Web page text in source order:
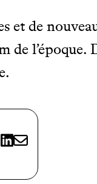
X LinkedIn
E-mail
et de
de l’époque.